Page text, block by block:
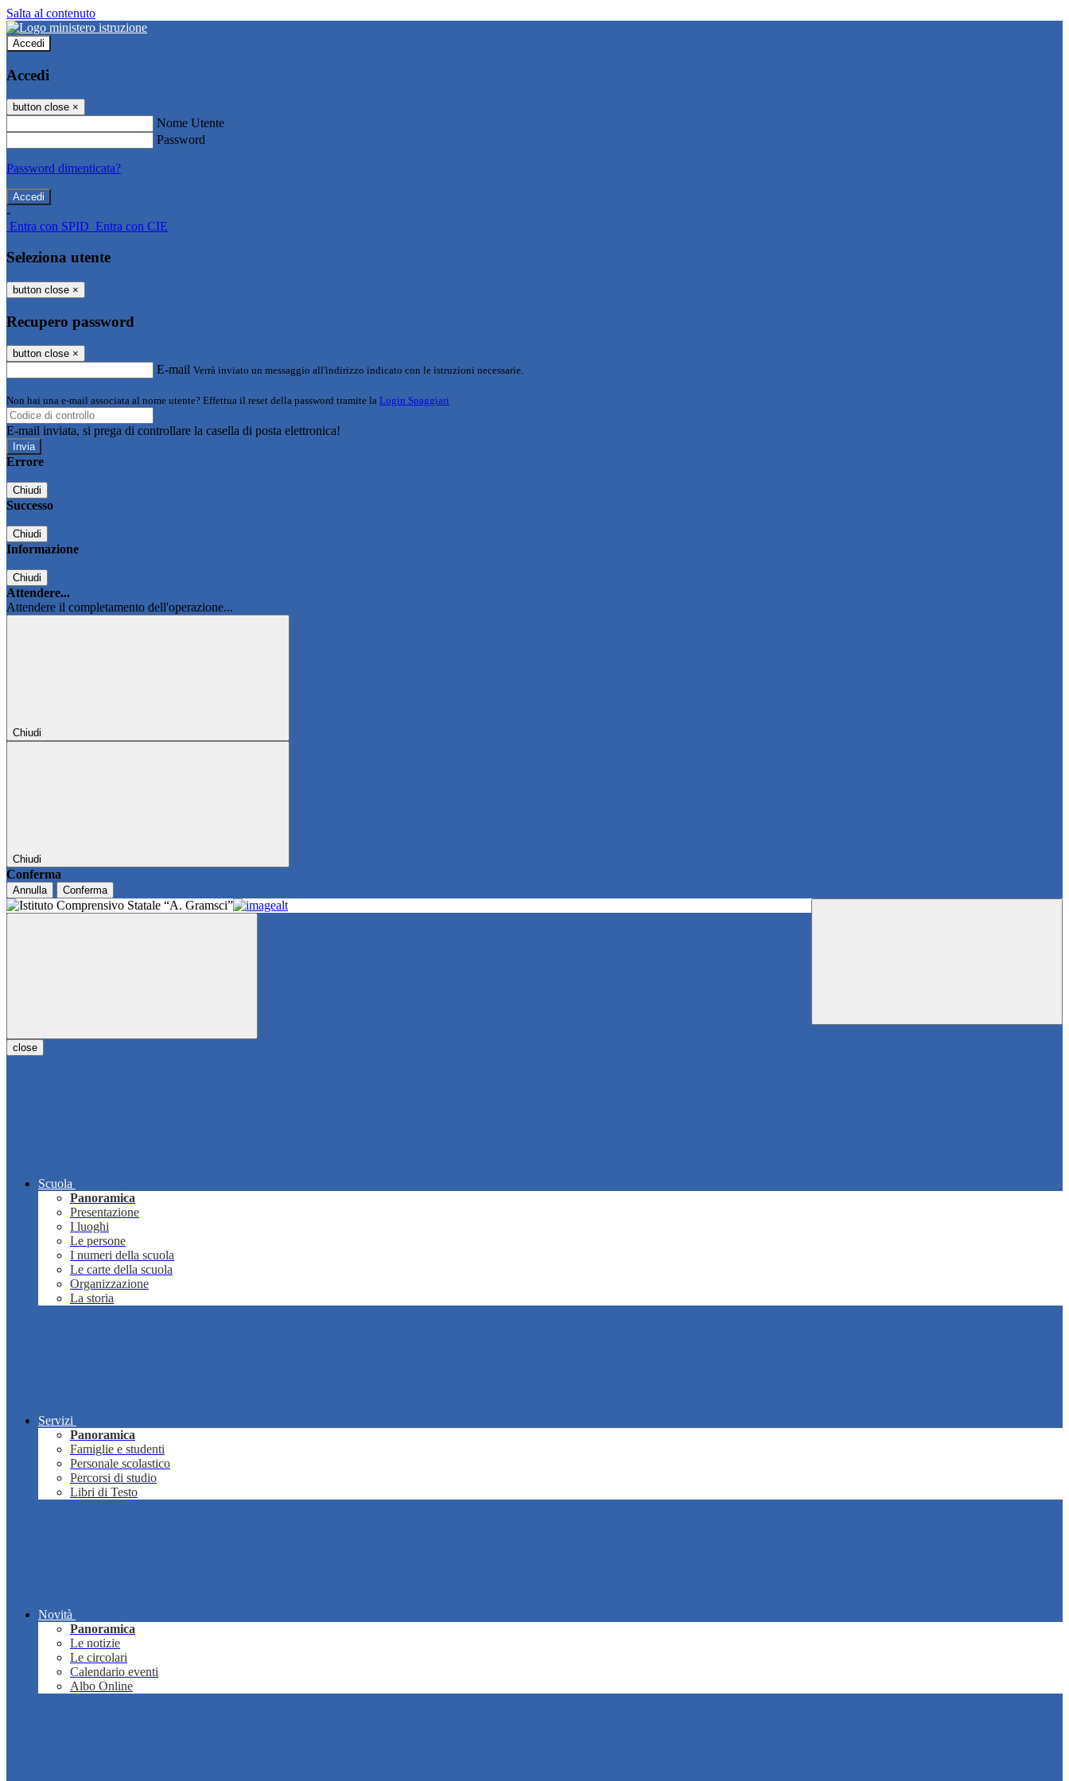
Salta al contenuto
Accedi
Accedi
button close ×
Nome Utente
Password
Password dimenticata?
-
Entra con SPID Entra con CIE
Seleziona utente
button close ×
Recupero password
button close ×
E-mail Verrà inviato un messaggio all'indirizzo indicato con le istruzioni necessarie.
Non hai una e-mail associata al nome utente? Effettua il reset della password tramite la Login Spaggiari
E-mail inviata, si prega di controllare la casella di posta elettronica!
Errore
Chiudi
Successo
Chiudi
Informazione
Chiudi
Attendere...
Attendere il completamento dell'operazione...
Chiudi
Chiudi
Conferma
Annulla Conferma
close
Scuola
Panoramica
Presentazione
I luoghi
Le persone
I numeri della scuola
Le carte della scuola
Organizzazione
La storia
Servizi
Panoramica
Famiglie e studenti
Personale scolastico
Percorsi di studio
Libri di Testo
Novità
Panoramica
Le notizie
Le circolari
Calendario eventi
Albo Online